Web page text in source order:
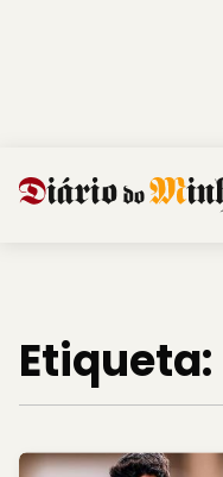
Etiqueta: